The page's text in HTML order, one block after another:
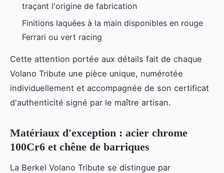
traçant l'origine de fabrication
Finitions laquées à la main disponibles en rouge
Ferrari ou vert racing
Cette attention portée aux détails fait de chaque
Volano Tribute une pièce unique, numérotée
individuellement et accompagnée de son certificat
d'authenticité signé par le maître artisan.
Matériaux d'exception : acier chrome
100Cr6 et chêne de barriques
La Berkel Volano Tribute se distingue par